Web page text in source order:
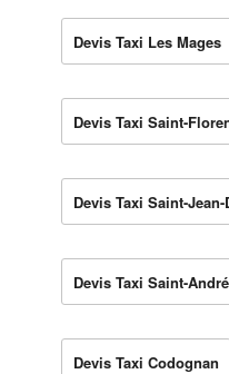
Devis Taxi Les Mages
Devis Taxi Saint-
Devis Taxi Saint-
Devis Taxi Saint-
Devis Taxi Codognan